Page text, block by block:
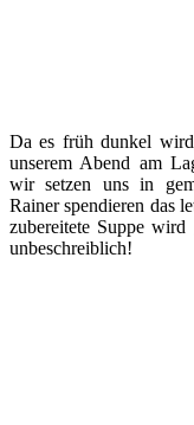
Da es früh dunkel
unserem Abend am
wir setzen uns in
Rainer spendieren das
zubereitete Suppe
unbeschreiblich!